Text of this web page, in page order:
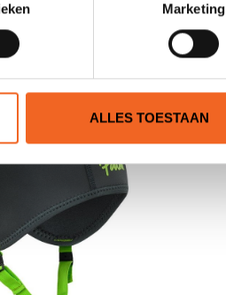
Marketing
ALLES TOESTAAN